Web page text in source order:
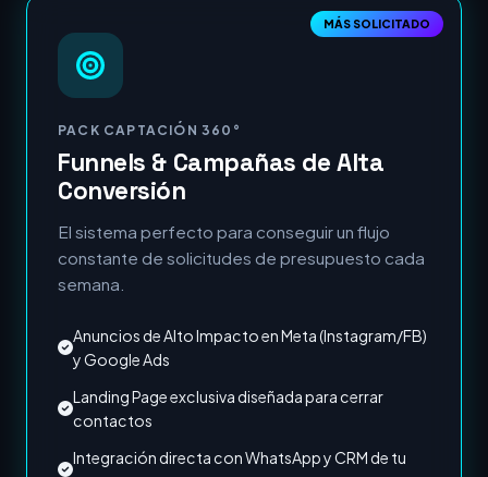
MÁS SOLICITADO
PACK CAPTACIÓN 360°
Funnels & Campañas de Alta
Conversión
El sistema perfecto para conseguir un flujo
constante de solicitudes de presupuesto cada
semana.
Anuncios de Alto Impacto en Meta (Instagram/FB)
y Google Ads
Landing Page exclusiva diseñada para cerrar
contactos
Integración directa con WhatsApp y CRM de tu